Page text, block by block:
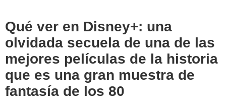
Qué ver en Disney+: una
olvidada secuela de una de las
mejores películas de la historia
que es una gran muestra de
fantasía de los 80